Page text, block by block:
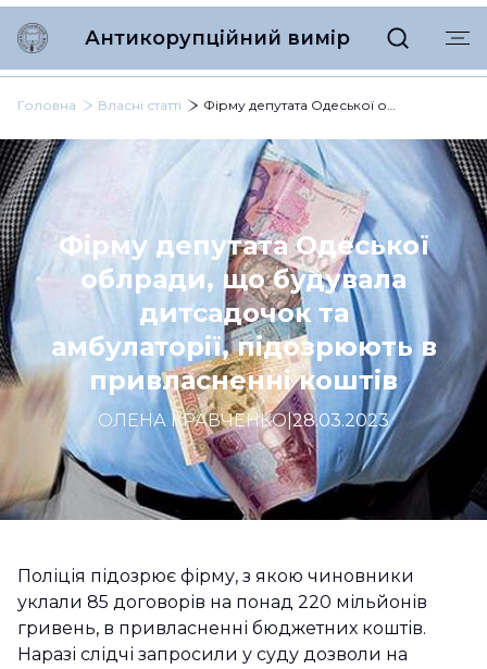
Антикорупційний вимір
Головна Власні статті Фірму депутата Одеської облради, що будувала дитсадочок та амбулаторії, підозрюють в привласненні коштів
Фірму депутата Одеської
облради, що будувала
дитсадочок та
амбулаторії, підозрюють в
привласненні коштів
ОЛЕНА КРАВЧЕНКО|28.03.2023
Поліція підозрює фірму, з якою чиновники
уклали 85 договорів на понад 220 мільйонів
гривень, в привласненні бюджетних коштів.
Наразі слідчі запросили у суду дозволи на